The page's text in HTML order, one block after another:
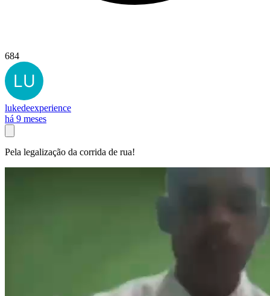
684
lukedeexperience
há 9 meses
Pela legalização da corrida de rua!